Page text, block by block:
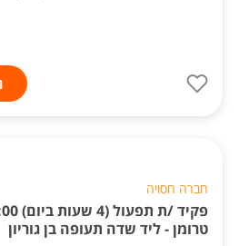
חברה חסויה
טרומן - ליד שדה תעופה בן גוריון